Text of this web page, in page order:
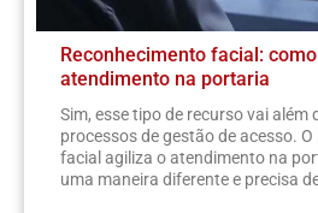
Reconhecimento facial:
atendimento na portaria
Sim, esse tipo de recurso vai além
processos de gestão de acesso.
facial agiliza o atendimento na
uma maneira diferente e precisa